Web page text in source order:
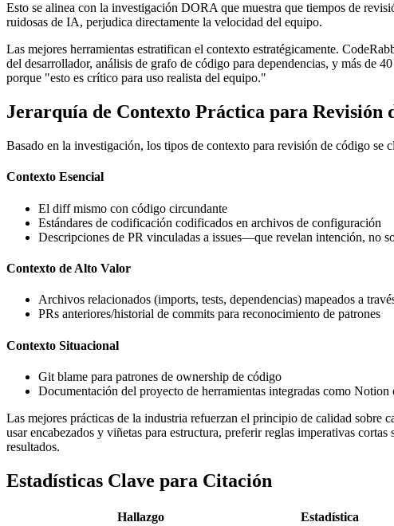
Esto se alinea con la investigación DORA que muestra que tiempos de
ruidosas de IA, perjudica directamente la velocidad del equipo.
Las mejores herramientas estratifican el contexto estratégicamente.
del desarrollador, análisis de grafo de código para dependencias, y más de
porque "esto es crítico para uso realista del equipo."
Jerarquía de Contexto Práctica para Revisión
Basado en la investigación, los tipos de contexto para revisión de código se
Contexto Esencial
El diff mismo con código circundante
Estándares de codificación codificados en archivos de configuración
Descripciones de PR vinculadas a issues—que revelan intención, no
Contexto de Alto Valor
Archivos relacionados (imports, tests, dependencias) mapeados a
PRs anteriores/historial de commits para reconocimiento de patrones
Contexto Situacional
Git blame para patrones de ownership de código
Documentación del proyecto de herramientas integradas como Notion
Las mejores prácticas de la industria refuerzan el principio de calidad sobre
usar encabezados y viñetas para estructura, preferir reglas imperativas
resultados.
Estadísticas Clave para Citación
Hallazgo Estadística